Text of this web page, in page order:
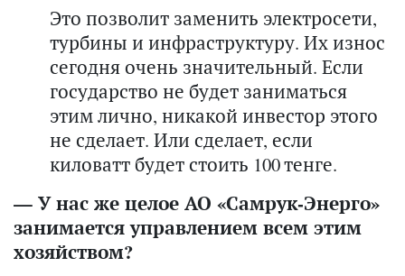
Это позволит заменить электросети,
турбины и инфраструктуру. Их износ
сегодня очень значительный. Если
государство не будет заниматься
этим лично, никакой инвестор этого
не сделает. Или сделает, если
киловатт будет стоить 100 тенге.
— У нас же целое АО «Самрук-Энерго»
занимается управлением всем этим
хозяйством?